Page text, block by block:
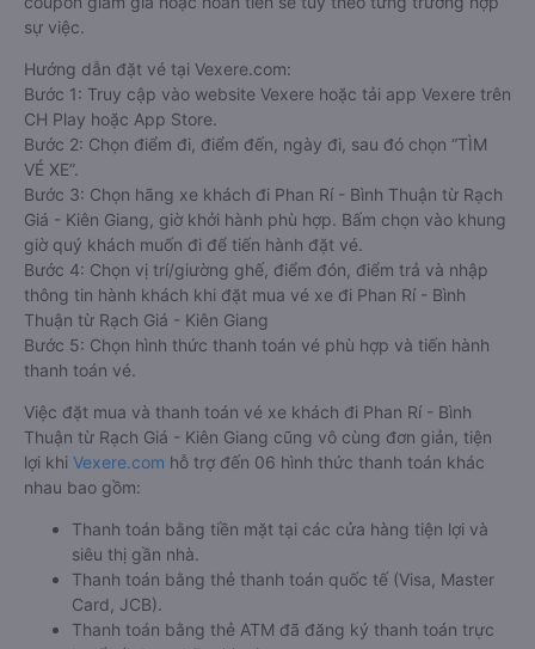
sự việc.
Hướng dẫn đặt vé tại Vexere.com:
Bước 1: Truy cập vào website Vexere hoặc tải app Vexere trên
CH Play hoặc App Store.
Bước 2: Chọn điểm đi, điểm đến, ngày đi, sau đó chọn “TÌM
VÉ XE”.
Bước 3: Chọn hãng xe khách đi Phan Rí - Bình Thuận từ Rạch
Giá - Kiên Giang, giờ khởi hành phù hợp. Bấm chọn vào khung
giờ quý khách muốn đi để tiến hành đặt vé.
Bước 4: Chọn vị trí/giường ghế, điểm đón, điểm trả và nhập
thông tin hành khách khi đặt mua vé xe đi Phan Rí - Bình
Thuận từ Rạch Giá - Kiên Giang
Bước 5: Chọn hình thức thanh toán vé phù hợp và tiến hành
thanh toán vé.
Việc đặt mua và thanh toán vé xe khách đi Phan Rí - Bình
Thuận từ Rạch Giá - Kiên Giang cũng vô cùng đơn giản, tiện
lợi khi Vexere.com hỗ trợ đến 06 hình thức thanh toán khác
nhau bao gồm:
Thanh toán bằng tiền mặt tại các cửa hàng tiện lợi và
siêu thị gần nhà.
Thanh toán bằng thẻ thanh toán quốc tế (Visa, Master
Card, JCB).
Thanh toán bằng thẻ ATM đã đăng ký thanh toán trực